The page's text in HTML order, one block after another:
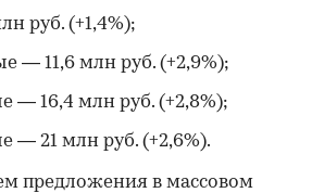
руб. (+1,4%);
— 11,6 млн руб. (+2,9%);
— 16,4 млн руб. (+2,8%);
— 21 млн руб. (+2,6%).
предложения в массовом